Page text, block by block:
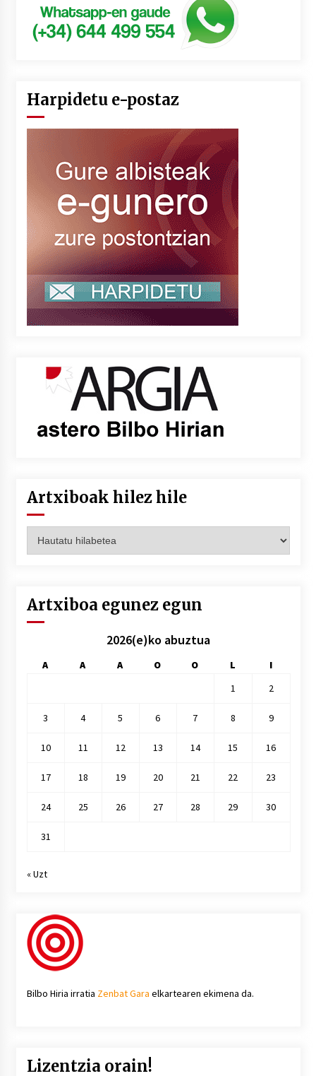
Harpidetu e-postaz
Artxiboak hilez hile
hilez
Artxiboa egunez egun
2026(e)ko abuztua
A A A O O L
I
1
2
3 4 5 6 7 8 9
10 11 12 13 14 15 16
17 18 19 20 21 22 23
24 25 26 27 28 29 30
31
« Uzt
Bilbo Hiria irratia Zenbat Gara elkartearen ekimena da.
Lizentzia orain!